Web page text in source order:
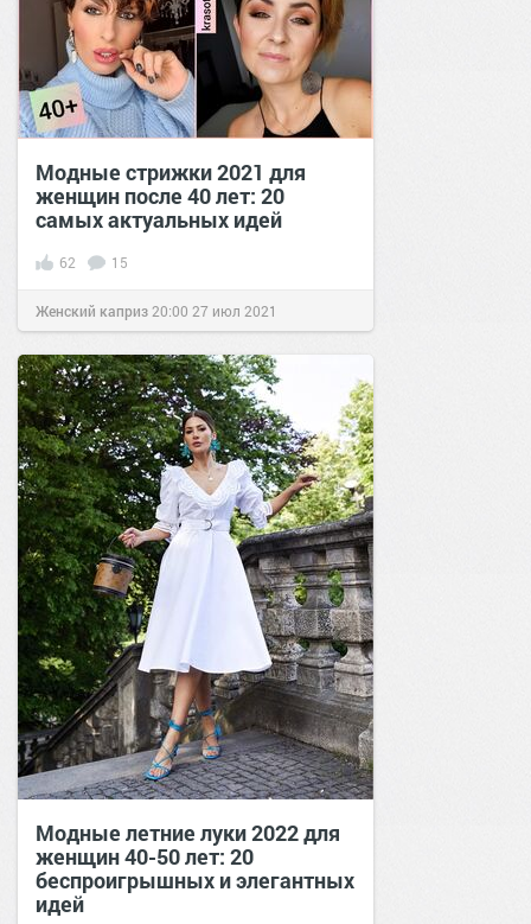
Модные стрижки 2021 для
женщин после 40 лет: 20
самых актуальных идей
62 15
Женский каприз 20:00 27 июл 2021
Модные летние луки 2022 для
женщин 40-50 лет: 20
беспроигрышных и элегантных
идей